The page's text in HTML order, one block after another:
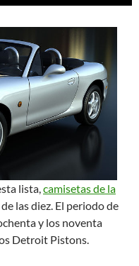
lista,camisetas de la
las diez. El periodo de
y los noventa
Detroit Pistons.